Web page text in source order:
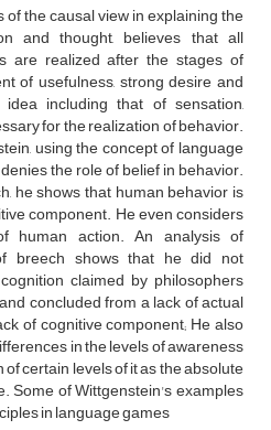
of the causal view in explaining the
and thought, believes that all
are realized after the stages of
of usefulness, strong desire and
including that of sensation,
for the realization of behavior.
using the concept of language
the role of belief in behavior.
he shows that human behavior is
component. He even considers
human action. An analysis of
breech shows that he did not
claimed by philosophers
concluded from a lack of actual
of cognitive component; He also
in the levels of awareness
certain levels of it as the absolute
Some of Wittgenstein's examples
in language games